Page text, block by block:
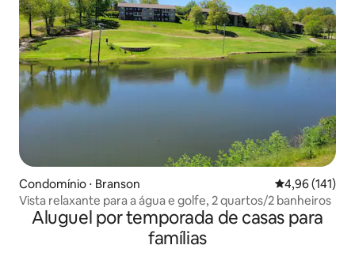
Condomínio ⋅ Branson 4,96 de uma
4,96 (141)
Vista relaxante para a água e golfe, 2 quartos/2 banheiros
Aluguel por temporada de casas para
famílias